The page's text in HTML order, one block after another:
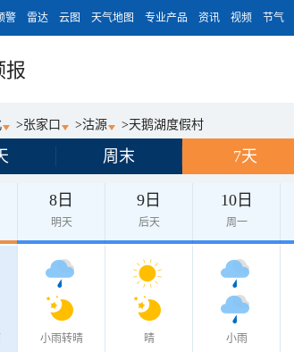
警 雷达 云图 天气地图 专业产品 资讯 视频 节气
报
>张家口 >沽源 >天鹅湖度假村
周末 7天
8日
明天
9日
后天
10日
周一
小雨转晴 晴 小雨